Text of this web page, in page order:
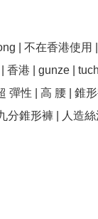
| 不在香港使用 |
香港 | gunze |
彈性 | 高 腰 | 錐
分錐形褲 | 人造